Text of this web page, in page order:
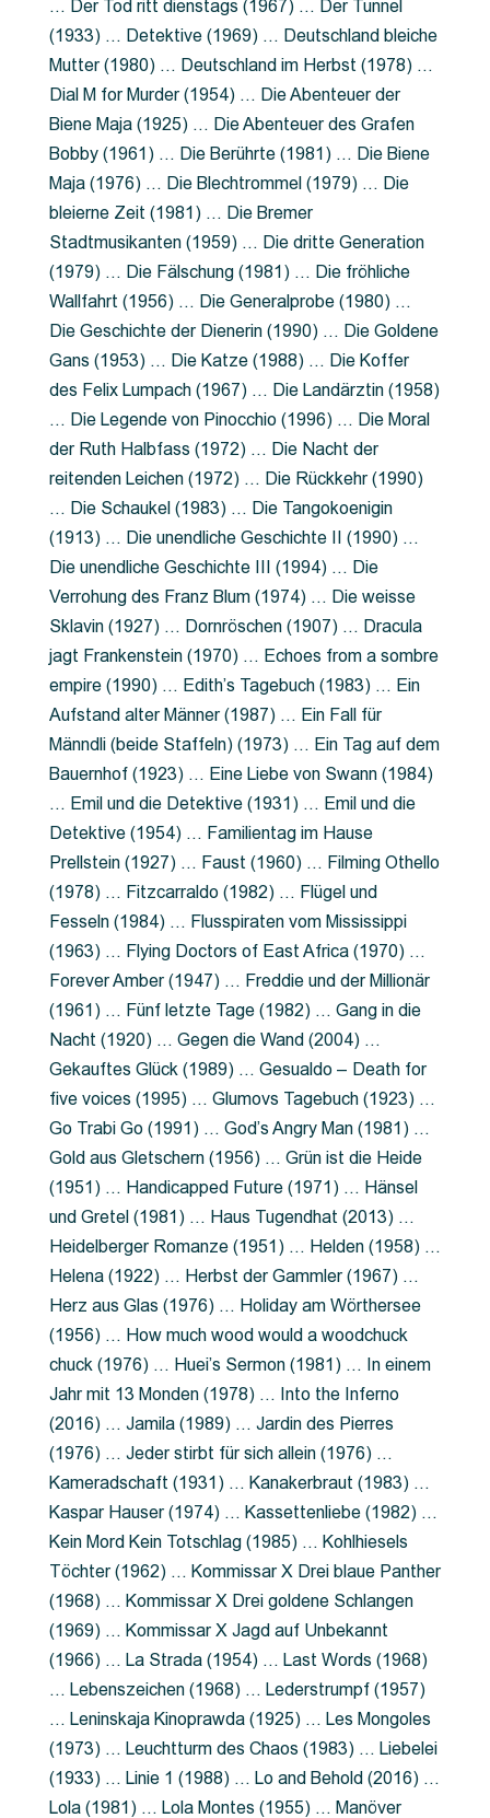
… Der Tod ritt dienstags (1967) … Der Tunnel
(1933) … Detektive (1969) … Deutschland bleiche
Mutter (1980) … Deutschland im Herbst (1978) …
Dial M for Murder (1954) … Die Abenteuer der
Biene Maja (1925) … Die Abenteuer des Grafen
Bobby (1961) … Die Berührte (1981) … Die Biene
Maja (1976) … Die Blechtrommel (1979) … Die
bleierne Zeit (1981) … Die Bremer
Stadtmusikanten (1959) … Die dritte Generation
(1979) … Die Fälschung (1981) … Die fröhliche
Wallfahrt (1956) … Die Generalprobe (1980) …
Die Geschichte der Dienerin (1990) … Die Goldene
Gans (1953) … Die Katze (1988) … Die Koffer
des Felix Lumpach (1967) … Die Landärztin (1958)
… Die Legende von Pinocchio (1996) … Die Moral
der Ruth Halbfass (1972) … Die Nacht der
reitenden Leichen (1972) … Die Rückkehr (1990)
… Die Schaukel (1983) … Die Tangokoenigin
(1913) … Die unendliche Geschichte II (1990) …
Die unendliche Geschichte III (1994) … Die
Verrohung des Franz Blum (1974) … Die weisse
Sklavin (1927) … Dornröschen (1907) … Dracula
jagt Frankenstein (1970) … Echoes from a sombre
empire (1990) … Edith’s Tagebuch (1983) … Ein
Aufstand alter Männer (1987) … Ein Fall für
Männdli (beide Staffeln) (1973) … Ein Tag auf dem
Bauernhof (1923) … Eine Liebe von Swann (1984)
… Emil und die Detektive (1931) … Emil und die
Detektive (1954) … Familientag im Hause
Prellstein (1927) … Faust (1960) … Filming Othello
(1978) … Fitzcarraldo (1982) … Flügel und
Fesseln (1984) … Flusspiraten vom Mississippi
(1963) … Flying Doctors of East Africa (1970) …
Forever Amber (1947) … Freddie und der Millionär
(1961) … Fünf letzte Tage (1982) … Gang in die
Nacht (1920) … Gegen die Wand (2004) …
Gekauftes Glück (1989) … Gesualdo – Death for
five voices (1995) … Glumovs Tagebuch (1923) …
Go Trabi Go (1991) … God’s Angry Man (1981) …
Gold aus Gletschern (1956) … Grün ist die Heide
(1951) … Handicapped Future (1971) … Hänsel
und Gretel (1981) … Haus Tugendhat (2013) …
Heidelberger Romanze (1951) … Helden (1958) …
Helena (1922) … Herbst der Gammler (1967) …
Herz aus Glas (1976) … Holiday am Wörthersee
(1956) … How much wood would a woodchuck
chuck (1976) … Huei’s Sermon (1981) … In einem
Jahr mit 13 Monden (1978) … Into the Inferno
(2016) … Jamila (1989) … Jardin des Pierres
(1976) … Jeder stirbt für sich allein (1976) …
Kameradschaft (1931) … Kanakerbraut (1983) …
Kaspar Hauser (1974) … Kassettenliebe (1982) …
Kein Mord Kein Totschlag (1985) … Kohlhiesels
Töchter (1962) … Kommissar X Drei blaue Panther
(1968) … Kommissar X Drei goldene Schlangen
(1969) … Kommissar X Jagd auf Unbekannt
(1966) … La Strada (1954) … Last Words (1968)
… Lebenszeichen (1968) … Lederstrumpf (1957)
… Leninskaja Kinoprawda (1925) … Les Mongoles
(1973) … Leuchtturm des Chaos (1983) … Liebelei
(1933) … Linie 1 (1988) … Lo and Behold (2016) …
Lola (1981) … Lola Montes (1955) … Manöver